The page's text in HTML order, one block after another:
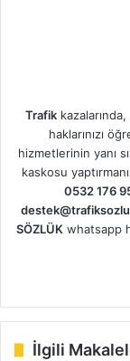
Trafikkazalarında,
haklarınızı
hizmetlerinin yanı
kaskosu
0532 176
SÖZLÜKwhatsapp
İlgili